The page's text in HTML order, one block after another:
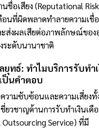
นชื่อเสียง (Reputational
อนที่ผิดพลาดทำลายความเชื่
ส่งผลเสียต่อภาพลักษณ์ของ
ระดับนานาชาติ
ยุทธ์: ทำไมบริการรับทำ
ป็นคำตอบ
วามซับซ้อนและความเสี่ยงทั้
ยวชาญด้านการรับทำเงินเดื
Outsourcing Service) ที่มี